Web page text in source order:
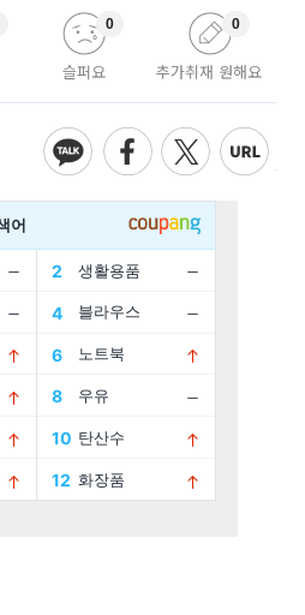
슬퍼요
0
추가취재 원해요
0